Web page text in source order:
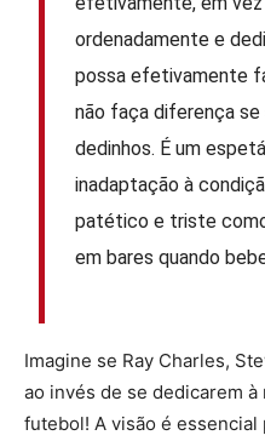
ordenadamente e
possa efetivamente
não faça diferença
dedinhos. É um
inadaptação à
patético e triste
em bares quando
Imagine se Ray Charles,
ao invés de se dedicarem
futebol! A visão é